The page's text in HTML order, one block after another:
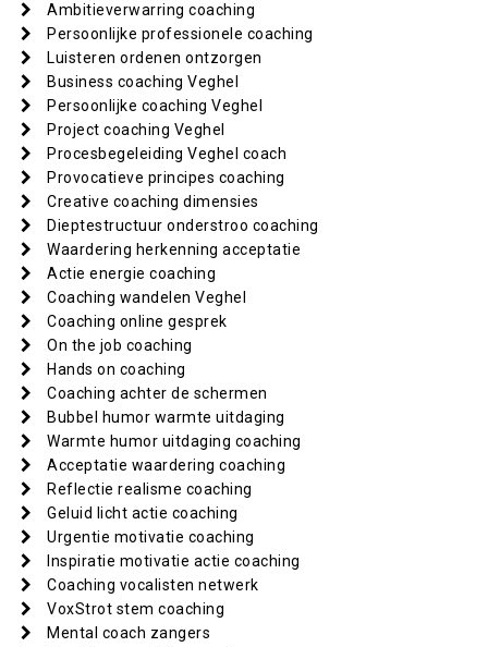
Ambitieverwarring coaching
Persoonlijke professionele coaching
Luisteren ordenen ontzorgen
Business coaching Veghel
Persoonlijke coaching Veghel
Project coaching Veghel
Procesbegeleiding Veghel coach
Provocatieve principes coaching
Creative coaching dimensies
Dieptestructuur onderstroo coaching
Waardering herkenning acceptatie
Actie energie coaching
Coaching wandelen Veghel
Coaching online gesprek
On the job coaching
Hands on coaching
Coaching achter de schermen
Bubbel humor warmte uitdaging
Warmte humor uitdaging coaching
Acceptatie waardering coaching
Reflectie realisme coaching
Geluid licht actie coaching
Urgentie motivatie coaching
Inspiratie motivatie actie coaching
Coaching vocalisten netwerk
VoxStrot stem coaching
Mental coach zangers